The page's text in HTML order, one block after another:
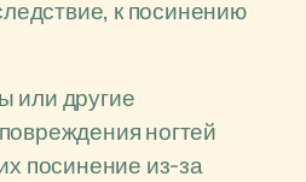
к посинению
или другие
ногтей
посинение из-за